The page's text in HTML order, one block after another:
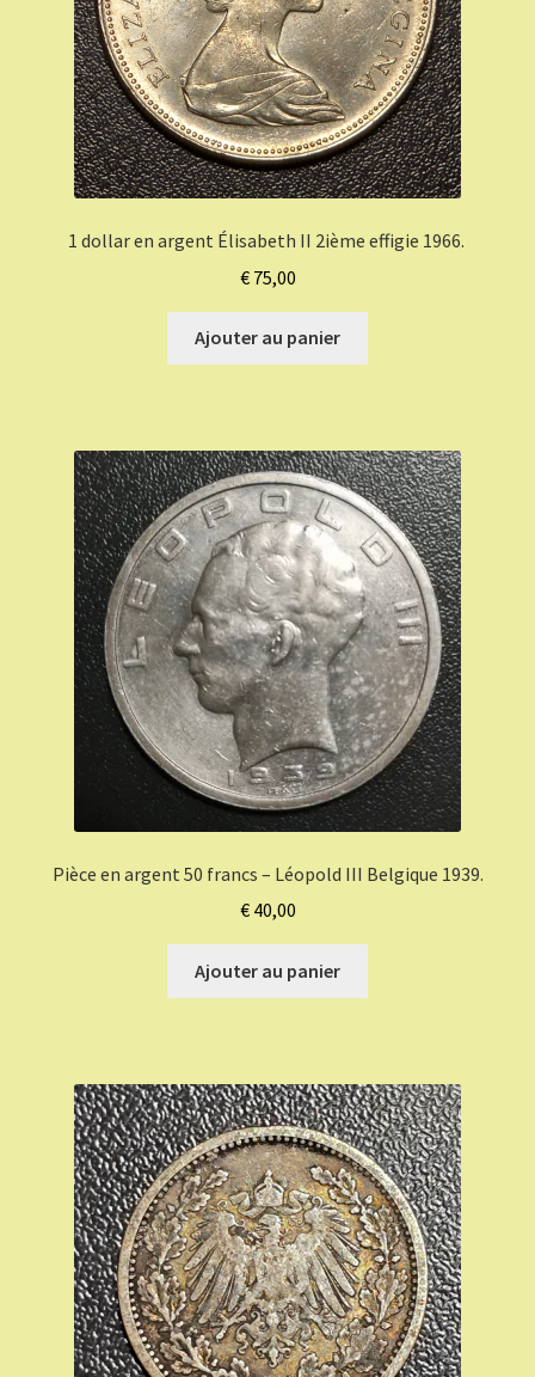
1 dollar en argent Élisabeth II 2ième effigie 1966.
€75,00
Ajouter au panier
Pièce en argent 50 francs – Léopold III Belgique 1939.
€40,00
Ajouter au panier